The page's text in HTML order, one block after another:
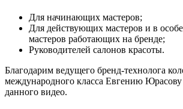
Для начинающих мастеров;
Для действующих мастеров и в
мастеров работающих на бренде;
Руководителей салонов красоты.
Благодарим ведущего бренд-технолога
международного класса Евгению Юрасову
данного видео.